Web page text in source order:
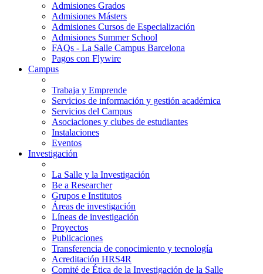
Admisiones Grados
Admisiones Másters
Admisiones Cursos de Especialización
Admisiones Summer School
FAQs - La Salle Campus Barcelona
Pagos con Flywire
Campus
Trabaja y Emprende
Servicios de información y gestión académica
Servicios del Campus
Asociaciones y clubes de estudiantes
Instalaciones
Eventos
Investigación
La Salle y la Investigación
Be a Researcher
Grupos e Institutos
Áreas de investigación
Líneas de investigación
Proyectos
Publicaciones
Transferencia de conocimiento y tecnología
Acreditación HRS4R
Comité de Ética de la Investigación de la Salle